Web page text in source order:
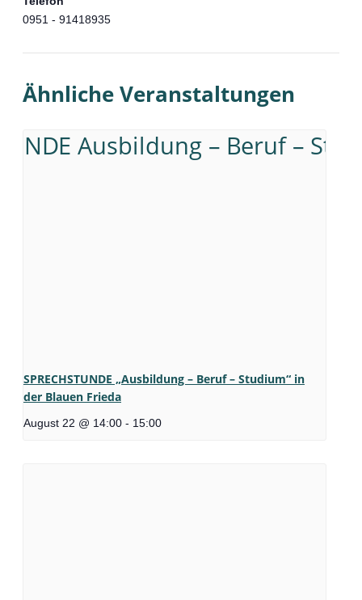
0951 - 91418935
Ähnliche Veranstaltungen
SPRECHSTUNDE „Ausbildung – Beruf – Studium“ in
der Blauen Frieda
August 22 @ 14:00 - 15:00